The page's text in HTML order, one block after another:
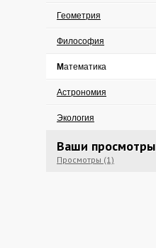
Геометрия
Философия
Математика
Астрономия
Экология
Ваши просмотры
Просмотры (1)